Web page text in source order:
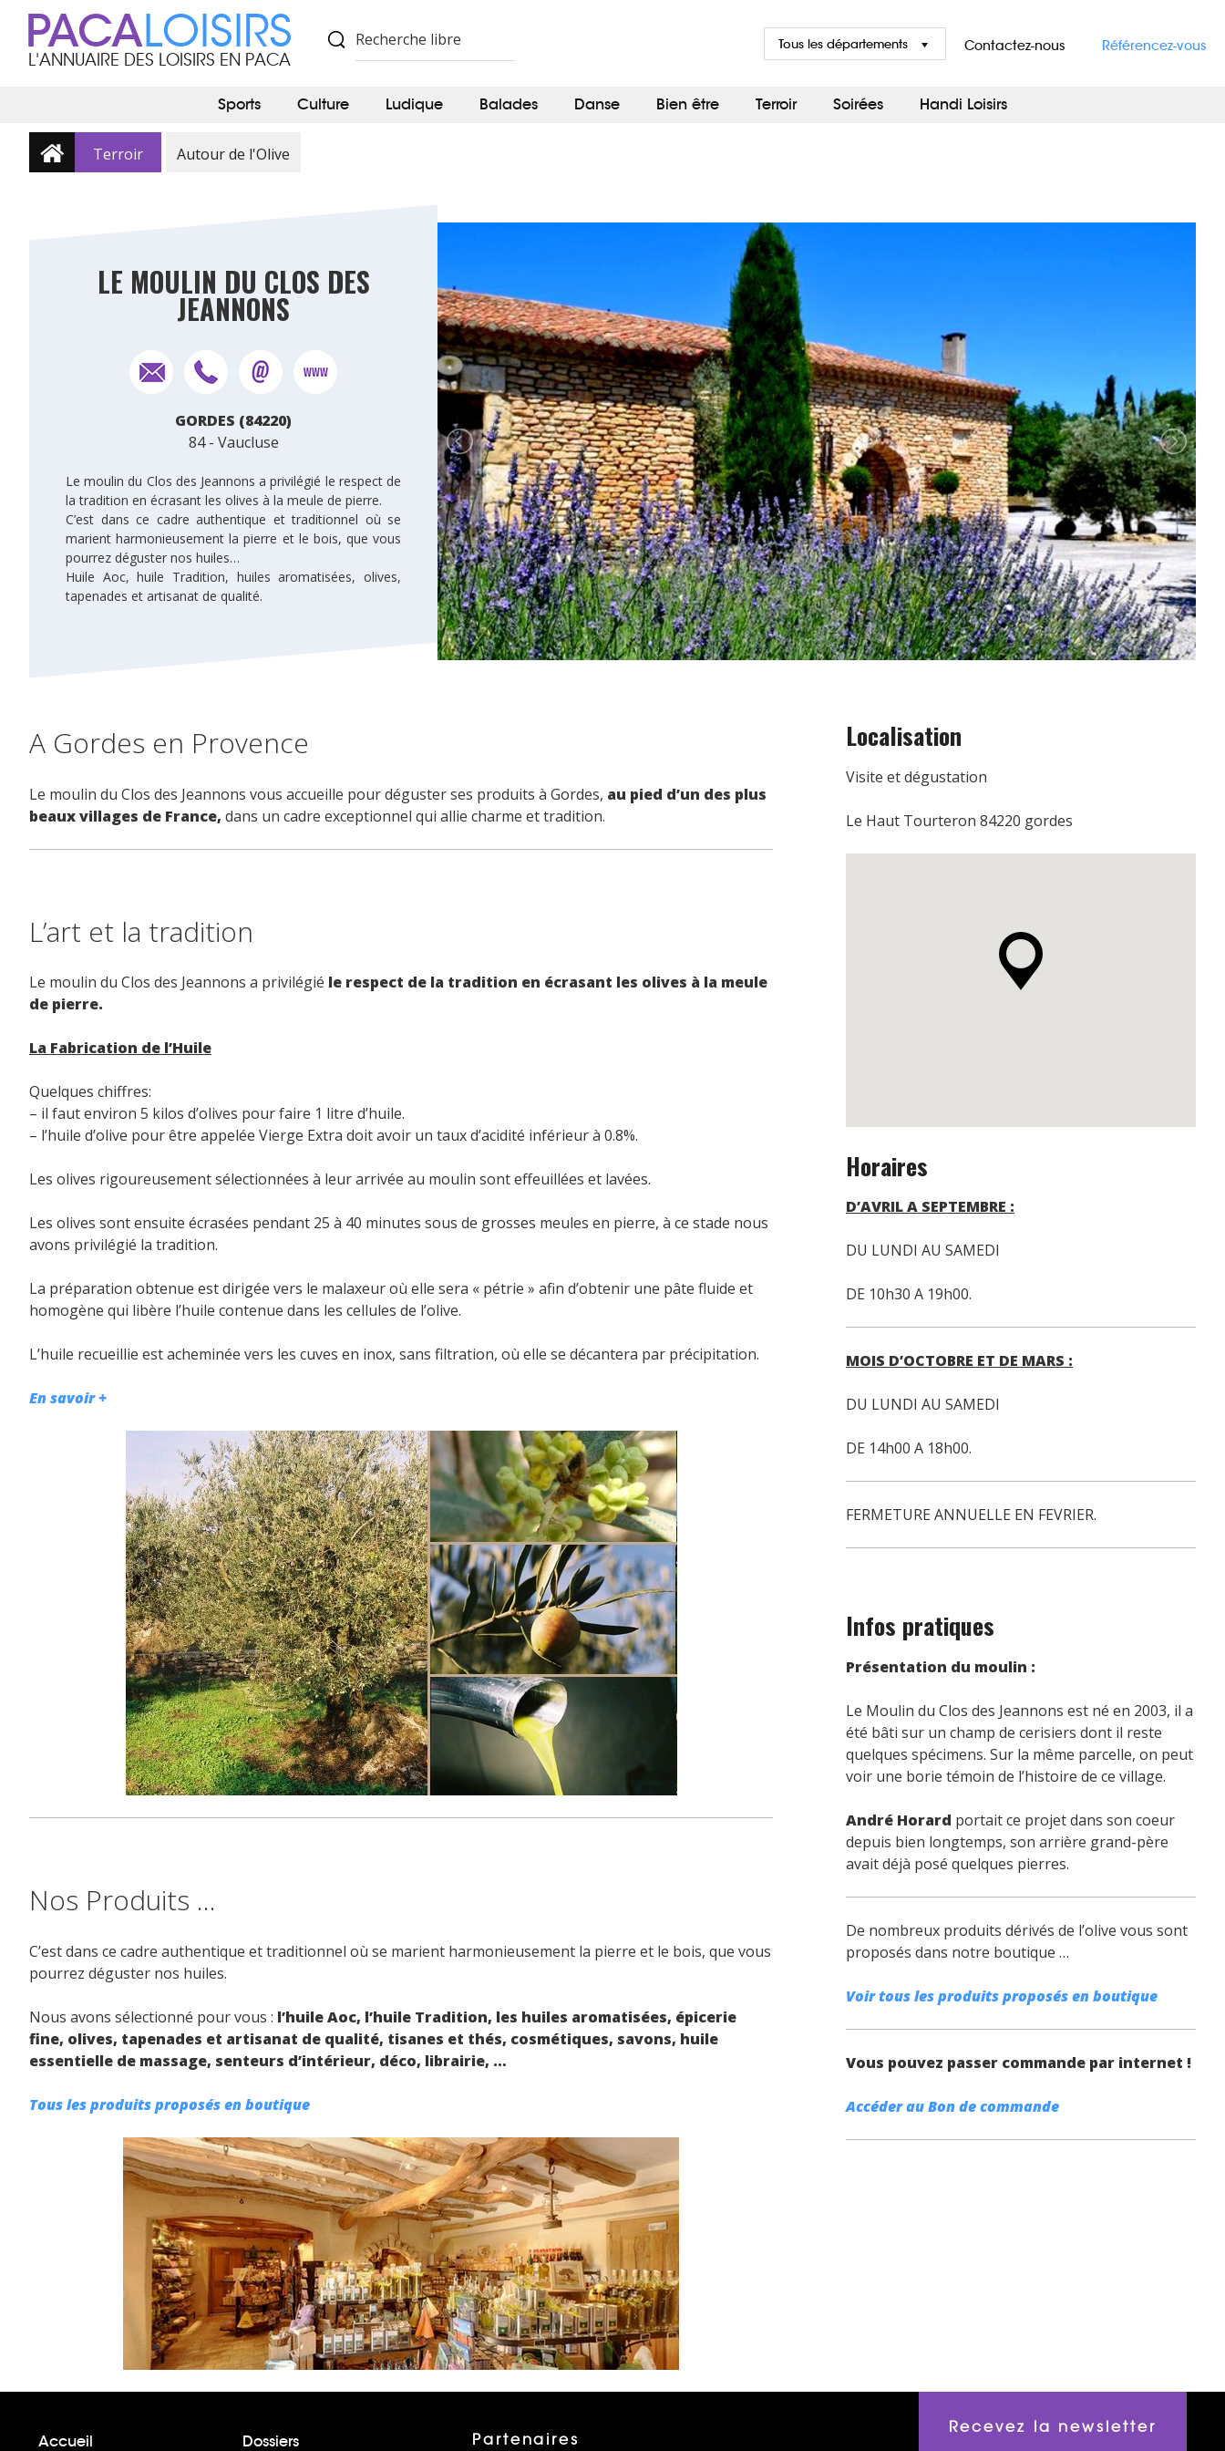
PACALOISIRS
L'ANNUAIRE DES LOISIRS EN PACA
Contactez-nous Référencez-vous
Tous les départements
Sports Culture Ludique Balades Danse Bien être Terroir Soirées Handi Loisirs
Terroir Autour de l'Olive
LE MOULIN DU CLOS DES
JEANNONS
GORDES (84220)
84 - Vaucluse
Le moulin du Clos des Jeannons a privilégié le respect de
la tradition en écrasant les olives à la meule de pierre.
C’est dans ce cadre authentique et traditionnel où se
marient harmonieusement la pierre et le bois, que vous
pourrez déguster nos huiles…
Huile Aoc, huile Tradition, huiles aromatisées, olives,
tapenades et artisanat de qualité.
A Gordes en Provence
Le moulin du Clos des Jeannons vous accueille pour déguster ses produits à Gordes, au pied d’un des plus
beaux villages de France, dans un cadre exceptionnel qui allie charme et tradition.
L’art et la tradition
Le moulin du Clos des Jeannons a privilégié le respect de la tradition en écrasant les olives à la meule
de pierre.
La Fabrication de l’Huile
Quelques chiffres:
– il faut environ 5 kilos d’olives pour faire 1 litre d’huile.
– l’huile d’olive pour être appelée Vierge Extra doit avoir un taux d’acidité inférieur à 0.8%.
Les olives rigoureusement sélectionnées à leur arrivée au moulin sont effeuillées et lavées.
Les olives sont ensuite écrasées pendant 25 à 40 minutes sous de grosses meules en pierre, à ce stade nous
avons privilégié la tradition.
La préparation obtenue est dirigée vers le malaxeur où elle sera « pétrie » afin d’obtenir une pâte fluide et
homogène qui libère l’huile contenue dans les cellules de l’olive.
L’huile recueillie est acheminée vers les cuves en inox, sans filtration, où elle se décantera par précipitation.
En savoir +
Nos Produits …
C’est dans ce cadre authentique et traditionnel où se marient harmonieusement la pierre et le bois, que vous
pourrez déguster nos huiles.
Nous avons sélectionné pour vous : l’huile Aoc, l’huile Tradition, les huiles aromatisées, épicerie
fine, olives, tapenades et artisanat de qualité, tisanes et thés, cosmétiques, savons, huile
essentielle de massage, senteurs d’intérieur, déco, librairie, …
Tous les produits proposés en boutique
Localisation
Visite et dégustation
Le Haut Tourteron 84220 gordes
Horaires
D’AVRIL A SEPTEMBRE :
DU LUNDI AU SAMEDI
DE 10h30 A 19h00.
MOIS D’OCTOBRE ET DE MARS :
DU LUNDI AU SAMEDI
DE 14h00 A 18h00.
FERMETURE ANNUELLE EN FEVRIER.
Infos pratiques
Présentation du moulin :
Le Moulin du Clos des Jeannons est né en 2003, il a
été bâti sur un champ de cerisiers dont il reste
quelques spécimens. Sur la même parcelle, on peut
voir une borie témoin de l’histoire de ce village.
André Horard portait ce projet dans son coeur
depuis bien longtemps, son arrière grand-père
avait déjà posé quelques pierres.
De nombreux produits dérivés de l’olive vous sont
proposés dans notre boutique …
Voir tous les produits proposés en boutique
Vous pouvez passer commande par internet !
Accéder au Bon de commande
Accueil Dossiers Partenaires
Recevez la newsletter